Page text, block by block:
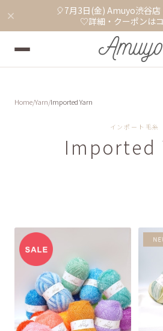
🎈7月3日(金) Amuyo渋谷店
♡詳細・クーポンは
Home Yarn Imported Yarn
インポート毛糸
Imported